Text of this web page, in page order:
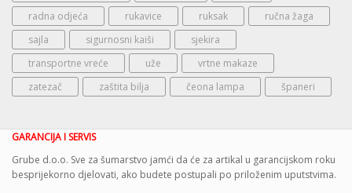
radna odjeća
rukavice ruksak
ručna žaga
sajla
sigurnosni kaiši
sjekira
transportne vreće
uže
vrtne makaze
zatezač
zaštita bilja čeona lampa španeri
GARANCIJA I SERVIS
Grube d.o.o. Sve za šumarstvo jamći da će za artikal u garancijskom roku
besprijekorno djelovati, ako budete postupali po priloženim uputstvima.